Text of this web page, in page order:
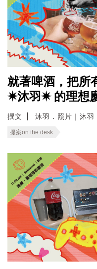
就著啤酒，把所
✷沐羽✷ 的理想
撰文 沐羽．照片｜沐羽
提案on the desk